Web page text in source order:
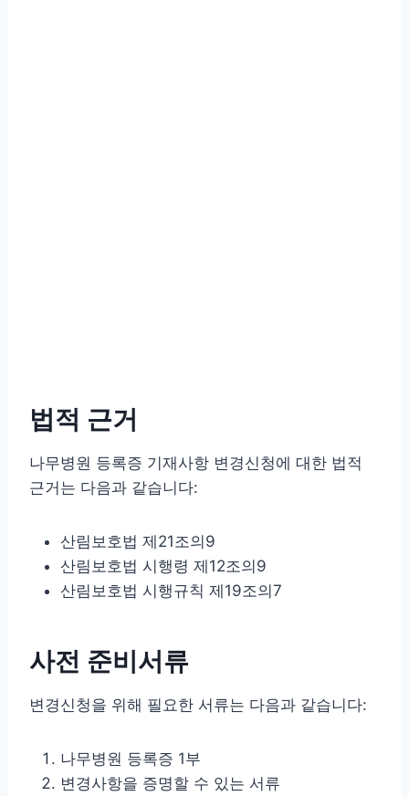
법적 근거
나무병원 등록증 기재사항 변경신청에 대한 법적
근거는 다음과 같습니다:
산림보호법 제21조의9
산림보호법 시행령 제12조의9
산림보호법 시행규칙 제19조의7
사전 준비서류
변경신청을 위해 필요한 서류는 다음과 같습니다:
나무병원 등록증 1부
변경사항을 증명할 수 있는 서류